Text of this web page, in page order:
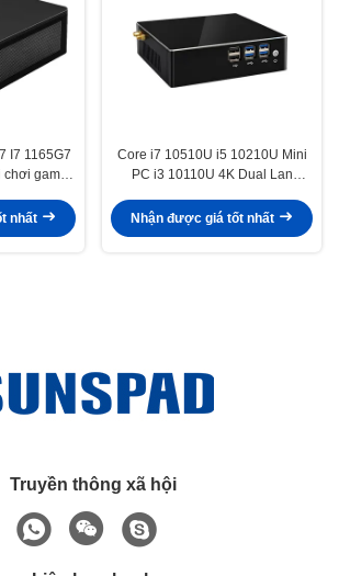
I7 1165G7
game
6 nuc
nhất
Core i7 10510U i5 10210U Mini
PC i3 ​​10110U 4K Dual Lan
Pro Linux WiFi Type-C
Nhận được giá tốt nhất
Truyền thông xã hội